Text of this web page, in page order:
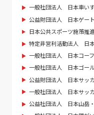
一般社団法人 日本車い
公益財団法人 日本ゲー
日本公共スポーツ施策推
特定非営利活動法人 日
一般社団法人 日本コー
一般社団法人 日本ゴー
公益財団法人 日本サッ
一般社団法人 日本サッ
公益社団法人 日本山岳